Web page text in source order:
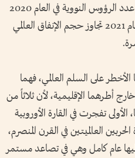
إنسان، ورُصدت زيادة ملحوظة في عدد الرؤوس النووية في العام 2020
بعد سنوات من التخفيض، وفي العام 2021 تجاوز حجم الإنفاق العالمي
على السلم العالمي، فهما
أطرهما الإقليمية، لأن ثلاثاً من
تفجرت في القارة الأوروبية
العالميتين في القرن المنصرم،
عام كامل وهي في تصاعد مستمر